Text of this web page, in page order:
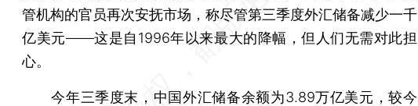
管机构的官员再次安抚市场，称尽管第三季度外汇储备减少一千
亿美元——这是自1996年以来最大的降幅，但人们无需对此担
心。
今年三季度末，中国外汇储备余额为3.89万亿美元，较今